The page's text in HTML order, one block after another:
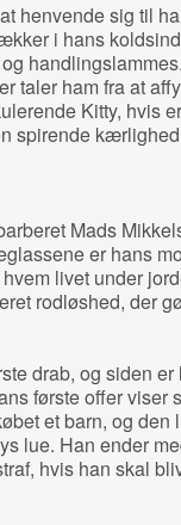
henvende sig til
i hans
taler ham fra at
Kitty, hvis
spirende
Mads
er hans
livet under
rodløshed, der
drab, og siden er
første offer viser
et barn, og den
lue. Han ender
hvis han skal